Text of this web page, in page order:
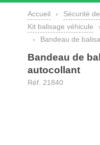
Accueil › Sécurité
Kit balisage véhicule
›
›
Bandeau de
Bandeau de
autocollant
Réf. 21840